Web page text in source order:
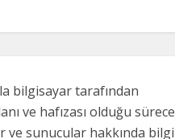
bilgisayar tarafından
ve hafızası olduğu sürece
ve sunucular hakkında bilgi